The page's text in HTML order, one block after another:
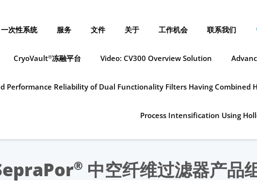
一次性系统 服务 文件 关于 工作机会 联系我们
CryoVault®冻融平台 Video: CV300 Overview Solution
Performance Reliability of Dual Functionality Filters Having Combined
Process Intensification Using
® 中空纤维过滤器产品